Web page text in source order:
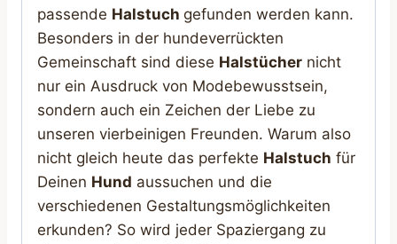
passende Halstuch gefunden werden kann.
Besonders in der hundeverrückten
Gemeinschaft sind diese Halstücher nicht
nur ein Ausdruck von Modebewusstsein,
sondern auch ein Zeichen der Liebe zu
unseren vierbeinigen Freunden. Warum also
nicht gleich heute das perfekte Halstuch für
Deinen Hund aussuchen und die
verschiedenen Gestaltungsmöglichkeiten
erkunden? So wird jeder Spaziergang zu